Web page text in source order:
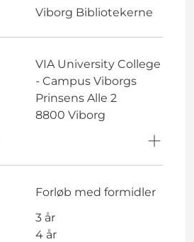
Viborg Bibliotekerne
VIA University College
- Campus Viborgs
Prinsens Alle 2
8800 Viborg
Forløb med formidler
3 år
4 år